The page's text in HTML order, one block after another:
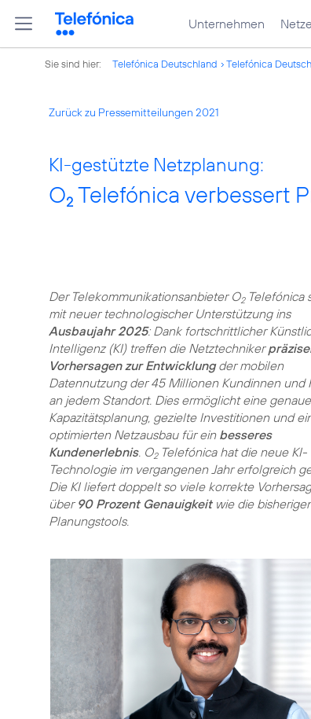
Unternehmen Netze
Sie sind hier: Telefónica Deutschland Telefónica
Zurück zu Pressemitteilungen 2021
KI-gestützte Netzplanung:
O2 Telefónica verbessert
Der Telekommunikationsanbieter O2Telefónica
mit neuer technologischer Unterstützung ins
Ausbaujahr 2025: Dank fortschrittlicher
Intelligenz (KI) treffen die Netztechniker
Vorhersagen zur Entwicklungder mobilen
Datennutzung der 45 Millionen Kundinnen und
an jedem Standort. Dies ermöglicht eine
Kapazitätsplanung, gezielte Investitionen und
optimierten Netzausbau für ein besseres
Kundenerlebnis. O2Telefónica hat die neue KI-
Technologie im vergangenen Jahr erfolgreich
Die KI liefert doppelt so viele korrekte
über 90 Prozent Genauigkeitwie die
Planungstools.